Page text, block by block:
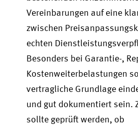
Vereinbarungen auf eine
zwischen
echten
Besonders bei Garantie-,
Kostenweiterbelastungen
vertragliche Grundlage
und gut dokumentiert sein.
sollte geprüft werden, ob